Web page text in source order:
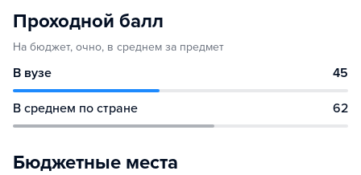
Проходной балл
На бюджет, очно, в среднем за предмет
В вузе 45
В среднем по стране 62
Бюджетные места